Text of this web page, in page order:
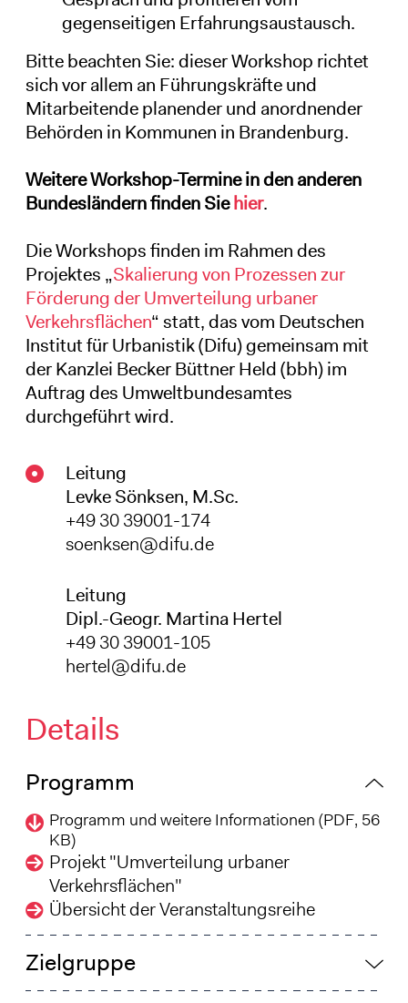
gegenseitigen Erfahrungsaustausch.
Bitte beachten Sie: dieser Workshop richtet
sich vor allem an Führungskräfte und
Mitarbeitende planender und anordnender
Behörden in Kommunen in Brandenburg.
Weitere Workshop-Termine in den anderen
Bundesländern finden Siehier.
Die Workshops finden im Rahmen des
Projektes „Skalierung von Prozessen zur
Förderung der Umverteilung urbaner
Verkehrsflächen“ statt, das vom Deutschen
Institut für Urbanistik (Difu) gemeinsam mit
der Kanzlei Becker Büttner Held (bbh) im
Auftrag des Umweltbundesamtes
durchgeführt wird.
Leitung
Levke Sönksen, M.Sc.
+49 30 39001-174
soenksen@difu.de
Leitung
Dipl.-Geogr. Martina Hertel
+49 30 39001-105
hertel@difu.de
Details
Programm
Programm und weitere Informationen (PDF, 56
KB)
Projekt "Umverteilung urbaner
Verkehrsflächen"
Übersicht der Veranstaltungsreihe
Zielgruppe